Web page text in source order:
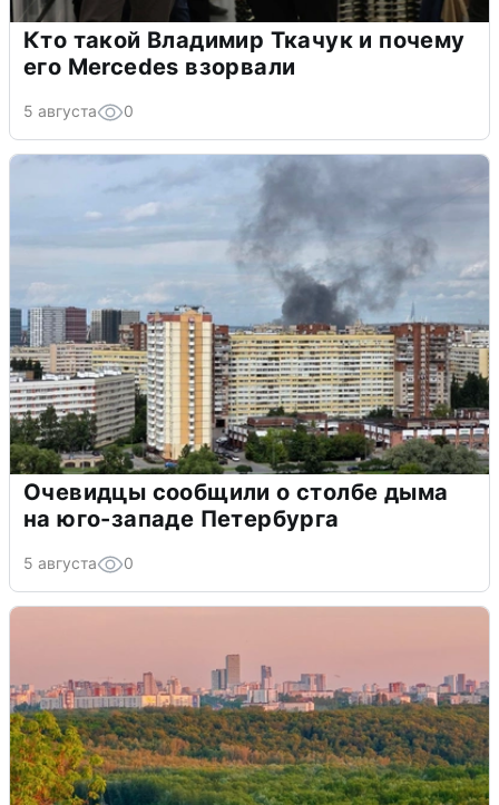
Кто такой Владимир Ткачук и почему
его Mercedes взорвали
5 августа 0
Очевидцы сообщили о столбе дыма
на юго-западе Петербурга
5 августа 0